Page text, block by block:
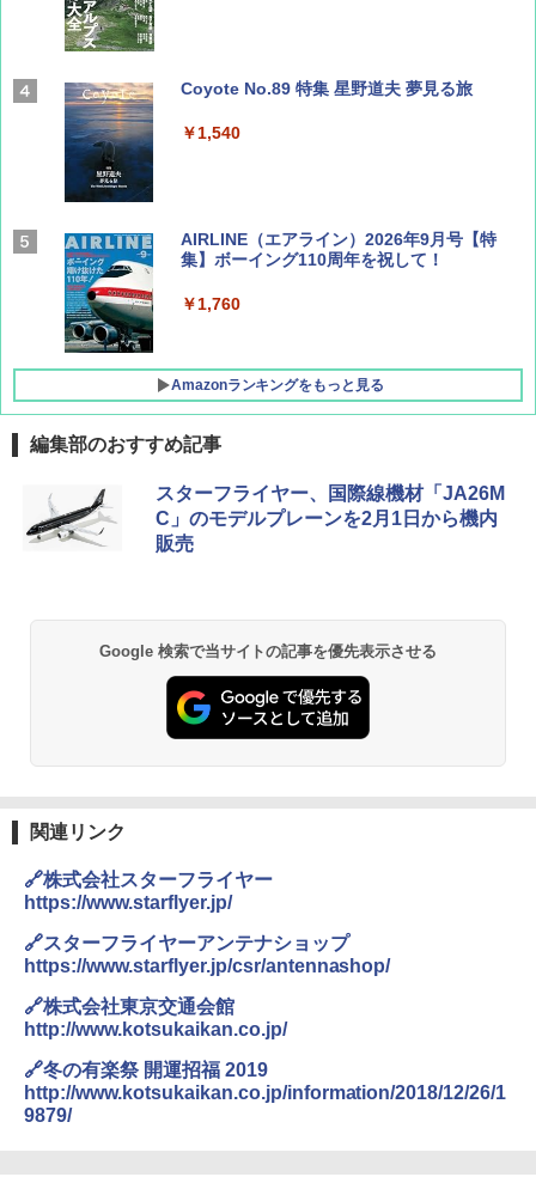
Coyote No.89 特集 星野道夫 夢見る旅
￥1,540
AIRLINE（エアライン）2026年9月号【特
集】ボーイング110周年を祝して！
￥1,760
Amazonランキングをもっと見る
D40 地球の歩き方 チェンマイ タイ北部の魅
力的な町 2026～2027 地球の歩き方D アジア
￥2,079
￥2,695
A09 地球の歩き方 イタリア 2026～2027 地
球の歩き方A ヨーロッパ
￥2,479
A26 地球の歩き方 チェコ ポーランド スロヴ
ァキア 2026～2027 地球の歩き方A ヨーロッ
[キャンパーズコレクション 山善] ポップアッ
プテント 傘みたいに広げて畳める パッとサ
ッとサンシェード キューブ フルクローズ メ
ッシュ 簡単設置 ワンタッチテント キャンプ
PYKES PEAK (パイクスピーク) 着替えテン
ト プライバシー テント 【中が透けない】 1
人用 折りたたみ 防災グッズ 災害用トイレ ビ
ーチ ピクニック ポップアップテント 携帯 簡
ENDLESS BASE 《めざましテレビで紹介》
テント ワンタッチ RENEW 幅200 2-3人用 43
500002(88859)
￥5,999
[キャンパーズコレクション 山善] 傘みたいに
広げるだけ パッとサッとテント ブラックコ
ーティング フルクローズ メッシュ 3-4人用
簡単設置 ポップアップテント エクルベージ
ュ(BC仕様) PATC-150B(EB)
GRANDOOR ステンレス保冷剤 2個セット 2
026リニューアル 急速冷凍 空間倍増 衛生的
コンパクト 保冷力長持ち
-08EX カーキ ソロキャンプ ポリエステル フ
レーム ドーム型 テント
￥14,800
￥6,459
ポインターライト 強力 小型 緑色/赤色/青紫色
可能 安全ロック付き 高安全性 金属製耐久 コ
ンパクト多機能設計 持ち運び便利 アウトド
ア/オフィス/教育現場/展示会用 緑
￥1,180
編集部のおすすめ記事
スターフライヤー、国際線機材「JA26M
C」のモデルプレーンを2月1日から機内
販売
Google 検索で当サイトの記事を優先表示させる
関連リンク
🔗株式会社スターフライヤー
https://www.starflyer.jp/
🔗スターフライヤーアンテナショップ
https://www.starflyer.jp/csr/antennashop/
🔗株式会社東京交通会館
http://www.kotsukaikan.co.jp/
🔗冬の有楽祭 開運招福 2019
http://www.kotsukaikan.co.jp/information/2018/12/26/1
9879/